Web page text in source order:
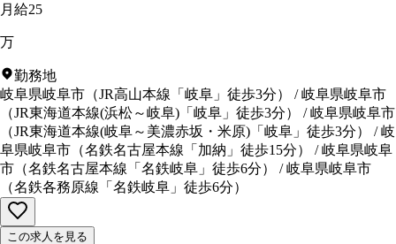
月給25
万
勤務地
岐阜県岐阜市 （JR高山本線「岐阜」徒歩3分） /岐阜県岐阜市
（JR東海道本線(浜松～岐阜)「岐阜」徒歩3分） /岐阜県岐阜市
（JR東海道本線(岐阜～美濃赤坂・米原)「岐阜」徒歩3分） /岐
阜県岐阜市 （名鉄名古屋本線「加納」徒歩15分） /岐阜県岐阜
市 （名鉄名古屋本線「名鉄岐阜」徒歩6分） /岐阜県岐阜市
（名鉄各務原線「名鉄岐阜」徒歩6分）
この求人を見る